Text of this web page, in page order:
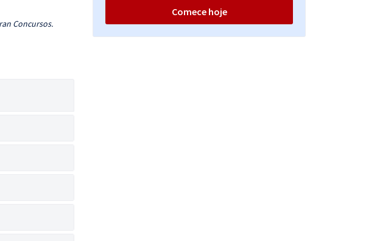
Concursos.
Comece hoje